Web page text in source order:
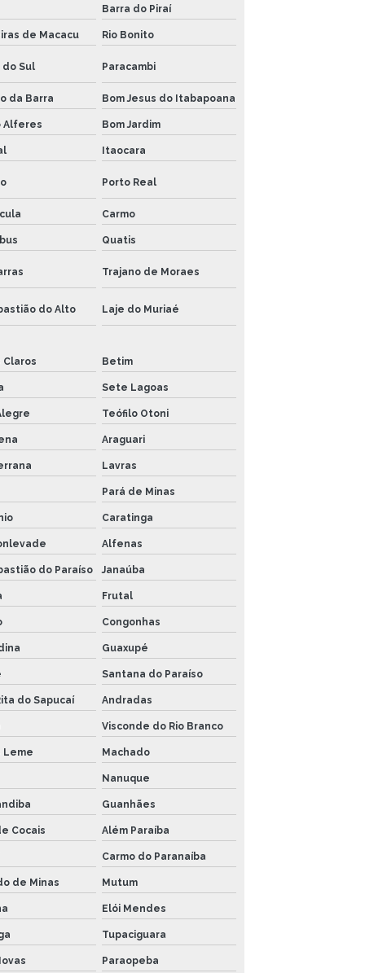
VENTILADOR INDUSTRIAL PARA
VENTILADOR MÓVEL INDUSTRIAL
VENTILADOR PARA OFICINAS
VENTILADOR DE PAREDE
INDUSTRIAL
VENTILADOR PARA SUÍNOS
VENTILADOR DE TETO
INDUSTRIAL
VENTILADOR PARA VACAS
Barra do Piraí
de Macacu Rio Bonito
do Sul Paracambi
da Barra Bom Jesus do Itabapoana
Alferes Bom Jardim
Itaocara
Porto Real
Carmo
Quatis
Trajano de Moraes
do Alto Laje do Muriaé
Claros Betim
Sete Lagoas
Teófilo Otoni
Araguari
Lavras
Pará de Minas
Caratinga
Alfenas
do Paraíso Janaúba
Frutal
Congonhas
Guaxupé
Santana do Paraíso
do Sapucaí Andradas
Visconde do Rio Branco
Leme Machado
Nanuque
Guanhães
Cocais Além Paraíba
Carmo do Paranaíba
de Minas Mutum
Elói Mendes
Tupaciguara
Paraopeba